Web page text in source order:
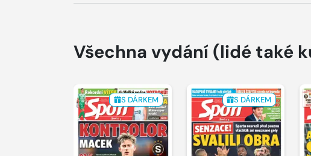
Všechna vydání (lidé také
S DÁRKEM S DÁRKEM